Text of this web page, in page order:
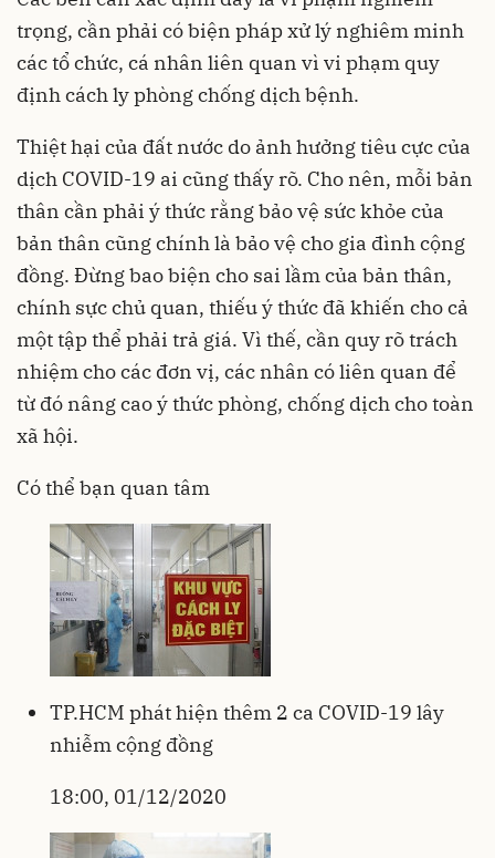
trọng, cần phải có biện pháp xử lý nghiêm minh
các tổ chức, cá nhân liên quan vì vi phạm quy
định cách ly phòng chống dịch bệnh.
Thiệt hại của đất nước do ảnh hưởng tiêu cực của
dịch COVID-19 ai cũng thấy rõ. Cho nên, mỗi bản
thân cần phải ý thức rằng bảo vệ sức khỏe của
bản thân cũng chính là bảo vệ cho gia đình cộng
đồng. Đừng bao biện cho sai lầm của bản thân,
chính sực chủ quan, thiếu ý thức đã khiến cho cả
một tập thể phải trả giá. Vì thế, cần quy rõ trách
nhiệm cho các đơn vị, các nhân có liên quan để
từ đó nâng cao ý thức phòng, chống dịch cho toàn
xã hội.
Có thể bạn quan tâm
TP.HCM phát hiện thêm 2 ca COVID-19 lây
nhiễm cộng đồng
18:00, 01/12/2020